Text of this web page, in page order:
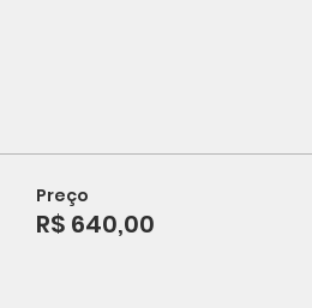
Preço
R$ 640,00